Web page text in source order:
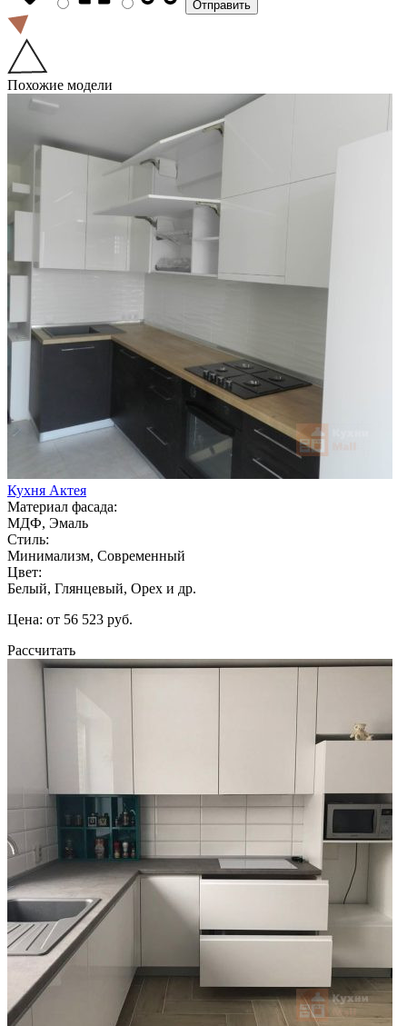
Похожие модели
Кухня Актея
Материал фасада:
МДФ, Эмаль
Стиль:
Минимализм, Современный
Цвет:
Белый, Глянцевый, Орех и др.
Цена: от 56 523 руб.
Рассчитать